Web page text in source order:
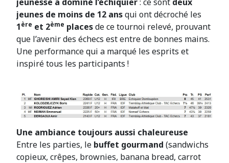
jeunes de moins de 12 ansqui ont décroché les
1ère et 2ème placesde ce tournoi relevé, prouvant
que l’avenir des échecs est entre de bonnes mains.
Une performance qui a marqué les esprits et
inspiré tous les participants !
Une ambiance toujours aussi chaleureuse
Entre les parties, le buffet gourmand (sandwichs
copieux, crêpes, brownies, banana bread, carrot